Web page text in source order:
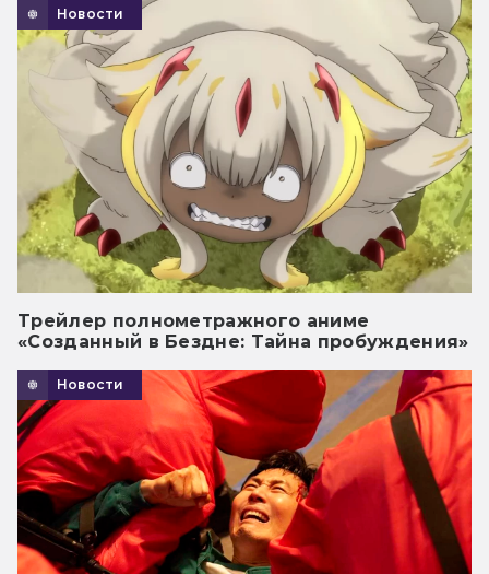
Новости
Трейлер полнометражного аниме
«Созданный в Бездне: Тайна пробуждения»
Новости